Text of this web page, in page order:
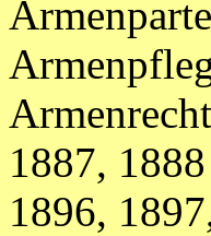
1887,
1896,